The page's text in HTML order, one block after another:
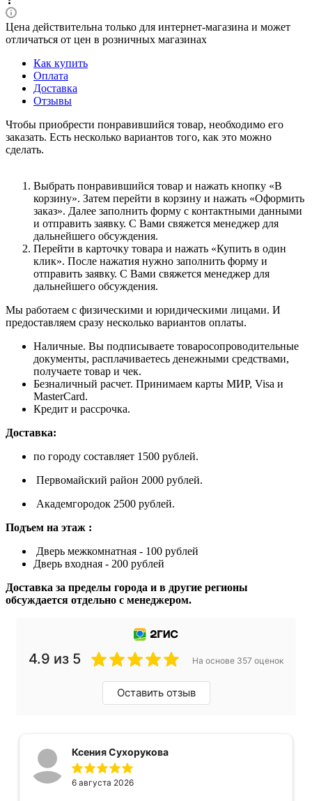
Цена действительна только для интернет-магазина и может
отличаться от цен в розничных магазинах
Как купить
Оплата
Доставка
Отзывы
Чтобы приобрести понравившийся товар, необходимо его
заказать. Есть несколько вариантов того, как это можно
сделать.
Выбрать понравившийся товар и нажать кнопку «В
корзину». Затем перейти в корзину и нажать «Оформить
заказ». Далее заполнить форму с контактными данными
и отправить заявку. С Вами свяжется менеджер для
дальнейшего обсуждения.
Перейти в карточку товара и нажать «Купить в один
клик». После нажатия нужно заполнить форму и
отправить заявку. С Вами свяжется менеджер для
дальнейшего обсуждения.
Мы работаем с физическими и юридическими лицами. И
предоставляем сразу несколько вариантов оплаты.
Наличные. Вы подписываете товаросопроводительные
документы, расплачиваетесь денежными средствами,
получаете товар и чек.
Безналичный расчет. Принимаем карты МИР, Visa и
MasterCard.
Кредит и рассрочка.
Доставка:
по городу составляет 1500 рублей.
Первомайский район 2000 рублей.
Академгородок 2500 рублей.
Подъем на этаж :
Дверь межкомнатная - 100 рублей
Дверь входная - 200 рублей
Доставка за пределы города и в другие регионы
обсуждается отдельно с менеджером.
4.9 из 5 На основе 357 оценок
Оставить отзыв
Ксения Сухорукова
6 августа 2026